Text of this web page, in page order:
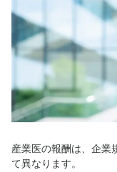
産業医の報酬は、企業
て異なります。